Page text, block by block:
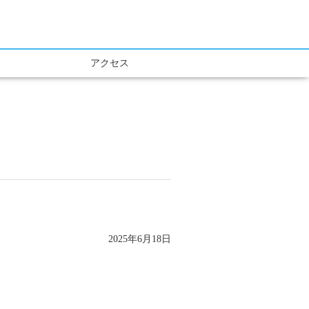
アクセス
2025年6月18日